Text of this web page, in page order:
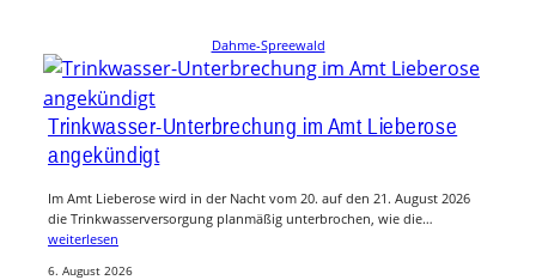
Dahme-Spreewald
Trinkwasser-Unterbrechung im Amt Lieberose
angekündigt
Im Amt Lieberose wird in der Nacht vom 20. auf den 21. August 2026
die Trinkwasserversorgung planmäßig unterbrochen, wie die…
weiterlesen
6. August 2026